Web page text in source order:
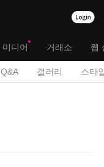
미디어 거래소 웹
Q&A 갤러리 스타